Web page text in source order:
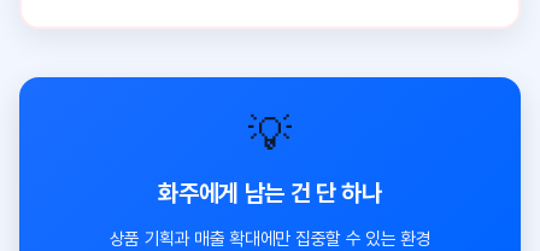
💡
화주에게 남는 건 단 하나
상품 기획과 매출 확대에만 집중할 수 있는 환경